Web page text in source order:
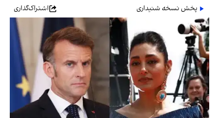
پخش نسخه شنیداری
اشتراک‌گذاری